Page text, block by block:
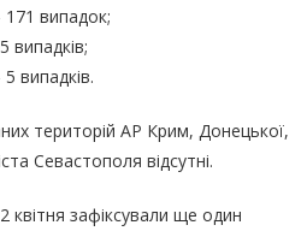
випадок;
випадків;
випадків.
територій АР Крим, Донецької,
Севастополя відсутні.
зафіксували ще один